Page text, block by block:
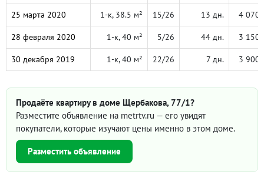
25 марта 2020 1-к, 38.5 м² 15/26 13 дн. 4 070
28 февраля 2020 1-к, 40 м² 5/26 44 дн. 3 150
30 декабря 2019 1-к, 40 м² 22/26 7 дн. 3 900
Продаёте квартиру в доме Щербакова, 77/1?
Разместите объявление на metrtv.ru — его увидят
покупатели, которые изучают цены именно в этом доме.
Разместить объявление